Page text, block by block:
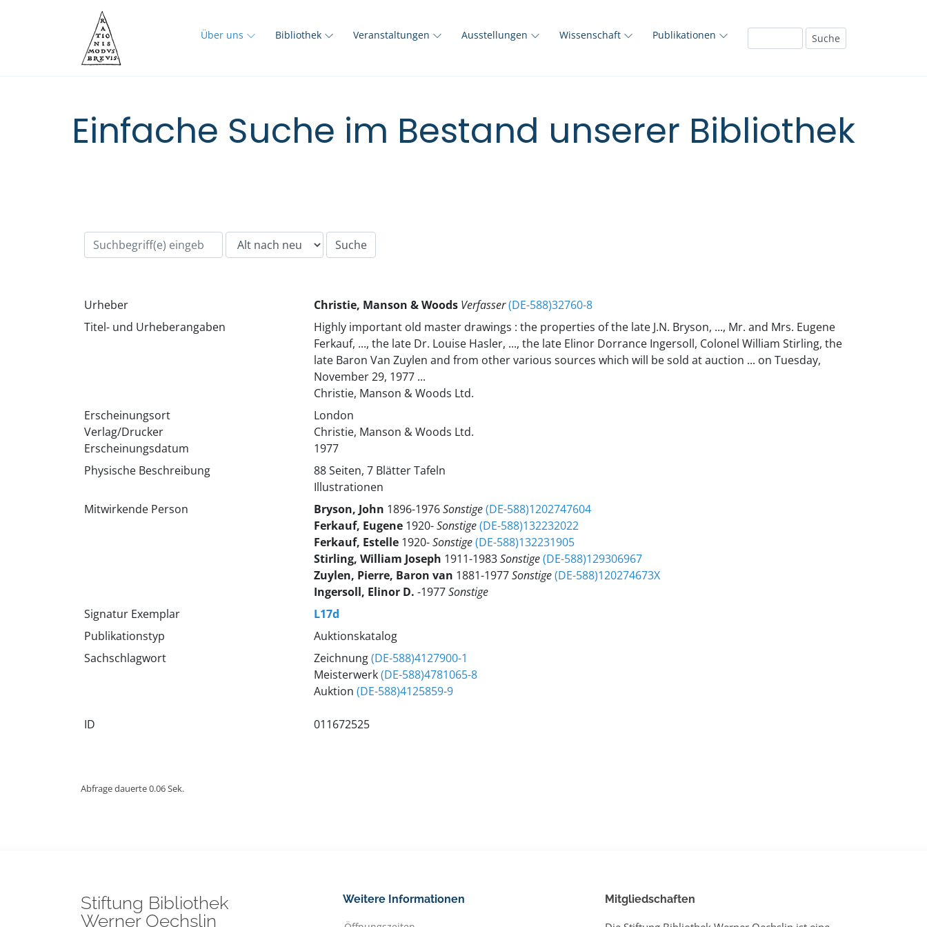
Über uns Bibliothek Veranstaltungen Ausstellungen Wissenschaft Publikationen
Einfache Suche im Bestand unserer Bibliothek
Urheber Christie, Manson & Woods Verfasser(DE-588)32760-8
Titel- und Urheberangaben
Highly important old master drawings : the properties of the late J.N. Bryson, ..., Mr. and Mrs. Eugene
Ferkauf, ..., the late Dr. Louise Hasler, ..., the late Elinor Dorrance Ingersoll, Colonel William Stirling, the
late Baron Van Zuylen and from other various sources which will be sold at auction ... on Tuesday,
November 29, 1977 ...
Christie, Manson & Woods Ltd.
Erscheinungsort
Verlag/Drucker
Erscheinungsdatum
London
Christie, Manson & Woods Ltd.
1977
Physische Beschreibung
88 Seiten, 7 Blätter Tafeln
Illustrationen
Mitwirkende Person
Bryson, John 1896-1976Sonstige(DE-588)1202747604
Ferkauf, Eugene 1920-Sonstige(DE-588)132232022
Ferkauf, Estelle 1920-Sonstige(DE-588)132231905
Stirling, William Joseph 1911-1983Sonstige(DE-588)129306967
Zuylen, Pierre, Baron van 1881-1977Sonstige(DE-588)120274673X
Ingersoll, Elinor D. -1977Sonstige
Signatur Exemplar
L17d
Publikationstyp
Auktionskatalog
Sachschlagwort
Zeichnung(DE-588)4127900-1
Meisterwerk(DE-588)4781065-8
Auktion (DE-588)4125859-9
ID 011672525
Abfrage dauerte 0.06 Sek.
Stiftung Bibliothek
Werner Oechslin
Weitere Informationen Mitgliedschaften